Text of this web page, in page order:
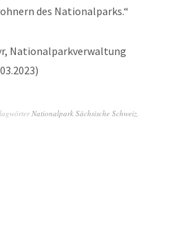
des Nationalparks.“
Nationalparkverwaltung
Nationalpark Sächsische Schweiz,